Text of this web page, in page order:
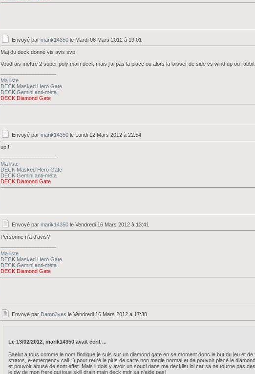
Envoyé par marik14350 le Mardi 06 Mars 2012 à 19:01
Maj du deck donné vis avis svp
Voudrais mettre 2 super poly main deck mais j'ai pas la place ou alors la laisser de side vs wind up ou rabbit
Ma liste
DECK Masked Hero Gate
DECK Gemini anti-méta
DECK Diamond Gate
Envoyé par marik14350 le Lundi 12 Mars 2012 à 22:54
up!!!
Ma liste
DECK Masked Hero Gate
DECK Gemini anti-méta
DECK Diamond Gate
Envoyé par marik14350 le Vendredi 16 Mars 2012 à 13:41
Personne n'a d'avis?
Ma liste
DECK Masked Hero Gate
DECK Gemini anti-méta
DECK Diamond Gate
Envoyé par Damn3yes le Vendredi 16 Mars 2012 à 17:38
Le 13/02/2012, marik14350 avait écrit ...
Saelut a tous comme le nom l'indique je suis sur un diamond gate en se moment donc le but du jeu et
stratos, e-emergency call...) pour retiré le plus de carte non magie normal et de pouvoir placé le
et pouvoir abusé de sont effet. Mais il dois y avoir un souci dans ma decklist lol car sa ne tourne pas
le dw de mon frere qui joue skill drain main deck mdr sa n'aide pas)